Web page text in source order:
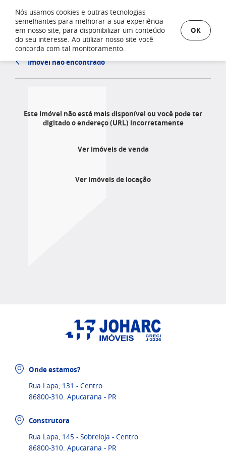
Imóvel não encontrado
Este imóvel não está mais disponível ou você pode ter
digitado o endereço (URL) incorretamente
Ver imóveis de venda
Ver imóveis de locação
Onde estamos?
Rua Lapa, 131 - Centro
86800-310. Apucarana - PR
Construtora
Rua Lapa, 145 - Sobreloja - Centro
86800-310. Apucarana - PR
Nós usamos cookies e outras tecnologias
semelhantes para melhorar a sua experiência
em nosso site, para disponibilizar um conteúdo
do seu interesse. Ao utilizar nosso site você
concorda com tal monitoramento.
OK